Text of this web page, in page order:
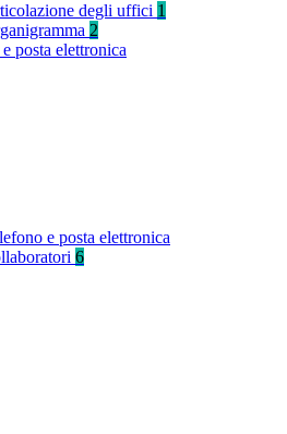
degli uffici 1
2
posta elettronica
e posta elettronica
6